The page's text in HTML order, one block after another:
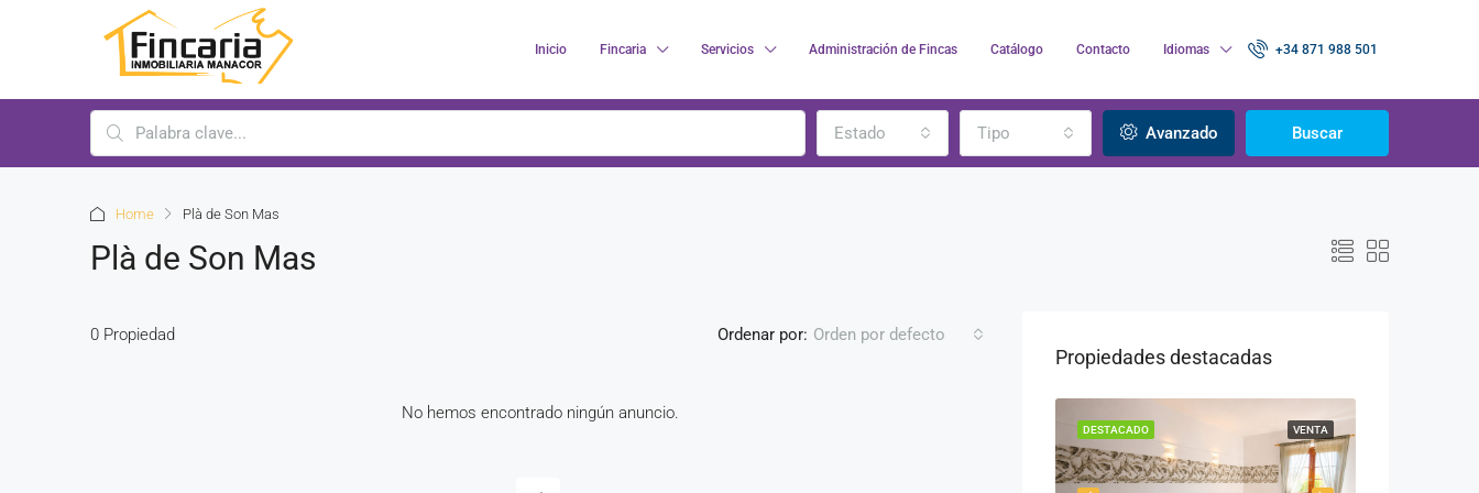
Inicio Fincaria Servicios Administración de Fincas Catálogo Contacto Idiomas +34 871 988 501
Estado Tipo Avanzado Buscar
Home Plà de Son Mas
Plà de Son Mas
0 Propiedad Ordenar por: Orden por defecto
No hemos encontrado ningún anuncio.
Propiedades destacadas
VENTA
DESTACADO